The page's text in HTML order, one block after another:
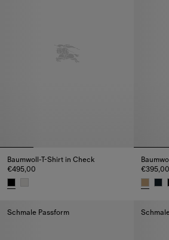
Baumwoll-T-Shirt in Check
€495,00
€395,00
Schmale Passform